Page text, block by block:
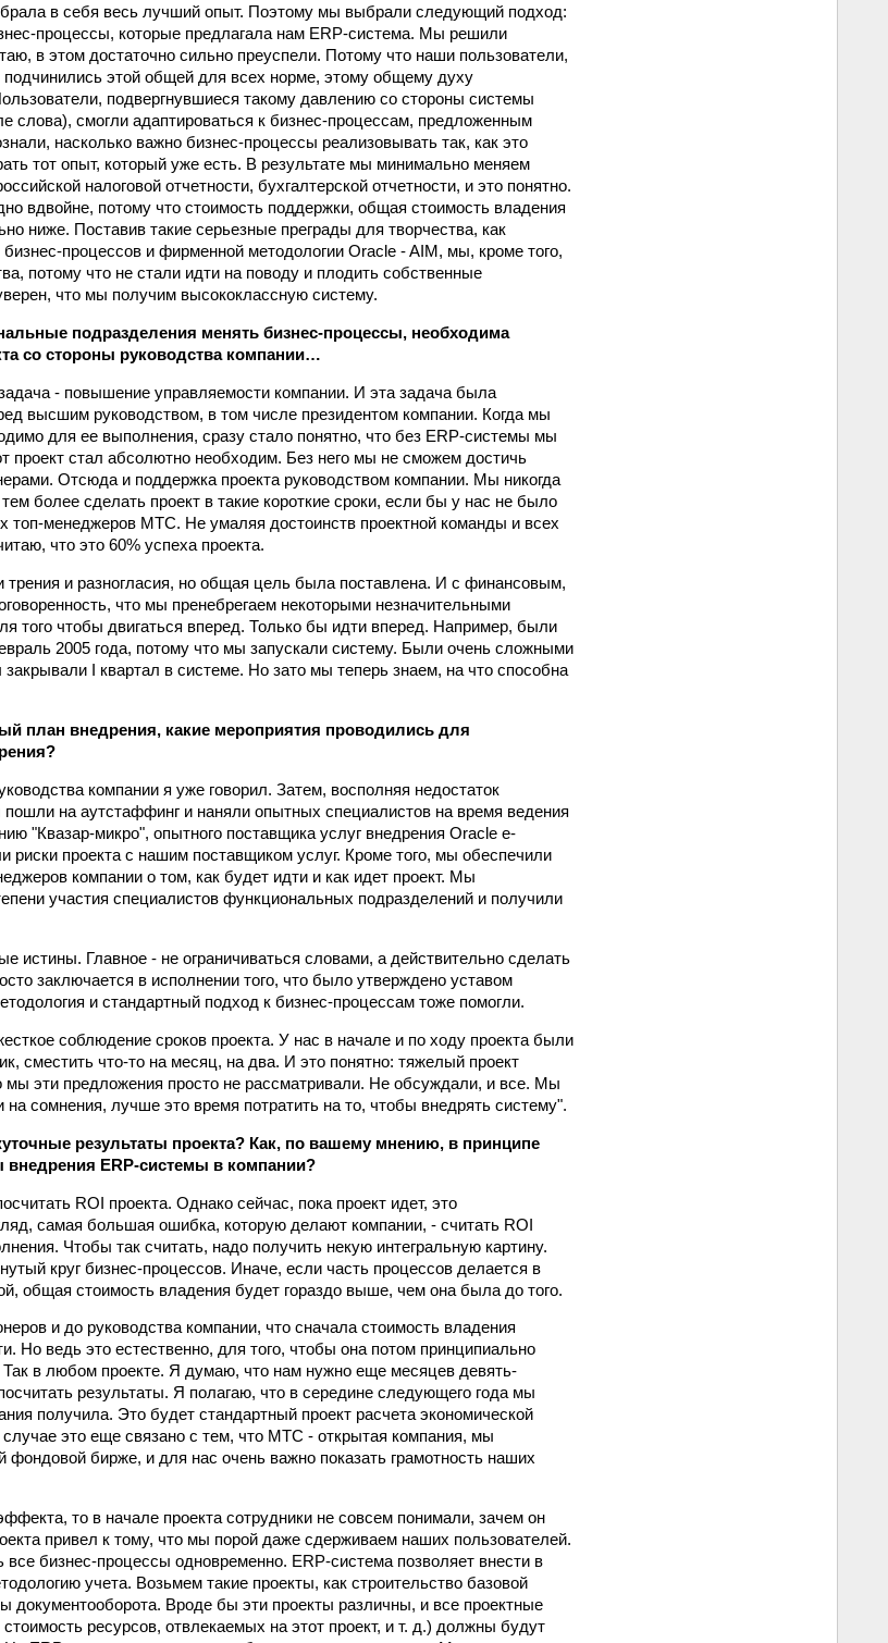
в себя весь лучший опыт. Поэтому мы выбрали следующий подход:
процессы, которые предлагала нам ERP-система. Мы решили
в этом достаточно сильно преуспели. Потому что наши пользователи,
подчинились этой общей для всех норме, этому общему духу
подвергнувшиеся такому давлению со стороны системы
слова), смогли адаптироваться к бизнес-процессам, предложенным
насколько важно бизнес-процессы реализовывать так, как это
тот опыт, который уже есть. В результате мы минимально меняем
налоговой отчетности, бухгалтерской отчетности, и это понятно.
вдвойне, потому что стоимость поддержки, общая стоимость владения
ниже. Поставив такие серьезные преграды для творчества, как
процессов и фирменной методологии Oracle - AIM, мы, кроме того,
потому что не стали идти на поводу и плодить собственные
что мы получим высококлассную систему.
подразделения менять бизнес-процессы, необходима
со стороны руководства компании…
- повышение управляемости компании. И эта задача была
высшим руководством, в том числе президентом компании. Когда мы
для ее выполнения, сразу стало понятно, что без ERP-системы мы
проект стал абсолютно необходим. Без него мы не сможем достичь
Отсюда и поддержка проекта руководством компании. Мы никогда
более сделать проект в такие короткие сроки, если бы у нас не было
топ-менеджеров МТС. Не умаляя достоинств проектной команды и всех
что это 60% успеха проекта.
трения и разногласия, но общая цель была поставлена. И с финансовым,
что мы пренебрегаем некоторыми незначительными
того чтобы двигаться вперед. Только бы идти вперед. Например, были
2005 года, потому что мы запускали систему. Были очень сложными
I квартал в системе. Но зато мы теперь знаем, на что способна
план внедрения, какие мероприятия проводились для
компании я уже говорил. Затем, восполняя недостаток
пошли на аутстаффинг и наняли опытных специалистов на время ведения
"Квазар-микро", опытного поставщика услуг внедрения Oracle e-
риски проекта с нашим поставщиком услуг. Кроме того, мы обеспечили
компании о том, как будет идти и как идет проект. Мы
участия специалистов функциональных подразделений и получили
истины. Главное - не ограничиваться словами, а действительно сделать
заключается в исполнении того, что было утверждено уставом
и стандартный подход к бизнес-процессам тоже помогли.
соблюдение сроков проекта. У нас в начале и по ходу проекта были
сместить что-то на месяц, на два. И это понятно: тяжелый проект
эти предложения просто не рассматривали. Не обсуждали, и все. Мы
на сомнения, лучше это время потратить на то, чтобы внедрять систему".
результаты проекта? Как, по вашему мнению, в принципе
внедрения ERP-системы в компании?
ROI проекта. Однако сейчас, пока проект идет, это
самая большая ошибка, которую делают компании, - считать ROI
Чтобы так считать, надо получить некую интегральную картину.
круг бизнес-процессов. Иначе, если часть процессов делается в
общая стоимость владения будет гораздо выше, чем она была до того.
и до руководства компании, что сначала стоимость владения
Но ведь это естественно, для того, чтобы она потом принципиально
в любом проекте. Я думаю, что нам нужно еще месяцев девять-
результаты. Я полагаю, что в середине следующего года мы
получила. Это будет стандартный проект расчета экономической
это еще связано с тем, что МТС - открытая компания, мы
фондовой бирже, и для нас очень важно показать грамотность наших
то в начале проекта сотрудники не совсем понимали, зачем он
привел к тому, что мы порой даже сдерживаем наших пользователей.
все бизнес-процессы одновременно. ERP-система позволяет внести в
учета. Возьмем такие проекты, как строительство базовой
документооборота. Вроде бы эти проекты различны, и все проектные
ресурсов, отвлекаемых на этот проект, и т. д.) должны будут